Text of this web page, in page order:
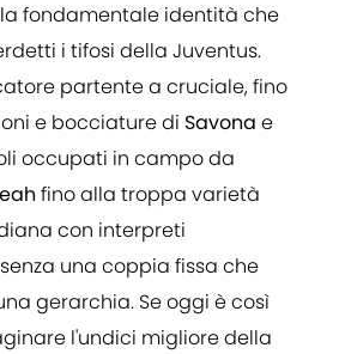
fondamentale identità che
i tifosi della Juventus.
partente a cruciale, fino
e bocciature di Savona e
occupati in campo da
fino alla troppa varietà
con interpreti
una coppia fissa che
gerarchia. Se oggi è così
l'undici migliore della